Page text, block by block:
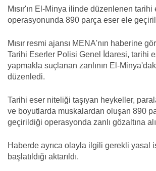
Mısır'ın El-Minya ilinde düzenlenen tarihi
operasyonunda 890 parça eser ele
Mısır resmi ajansı MENA'nın haberine
Tarihi Eserler Polisi Genel İdaresi, tarihi
yapmakla suçlanan zanlının El-
düzenledi.
Tarihi eser niteliği taşıyan heykeller,
ve boyutlarda muskalardan oluşan 890
geçirildiği operasyonda zanlı gözaltına
Haberde ayrıca olayla ilgili gerekli yasal
başlatıldığı aktarıldı.